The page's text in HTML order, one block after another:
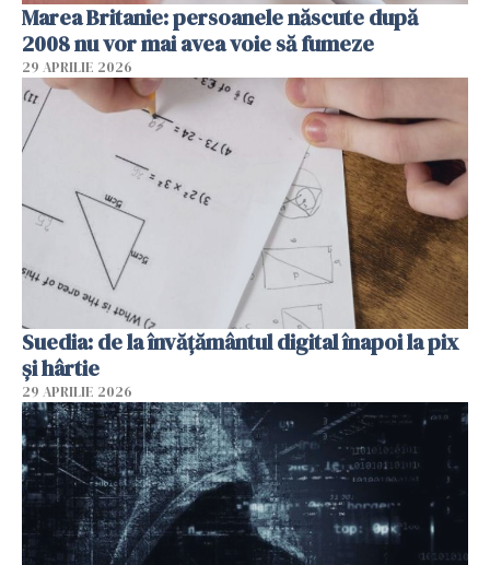
Marea Britanie: persoanele născute după
2008 nu vor mai avea voie să fumeze
29 APRILIE 2026
Suedia: de la învățământul digital înapoi la pix
și hârtie
29 APRILIE 2026